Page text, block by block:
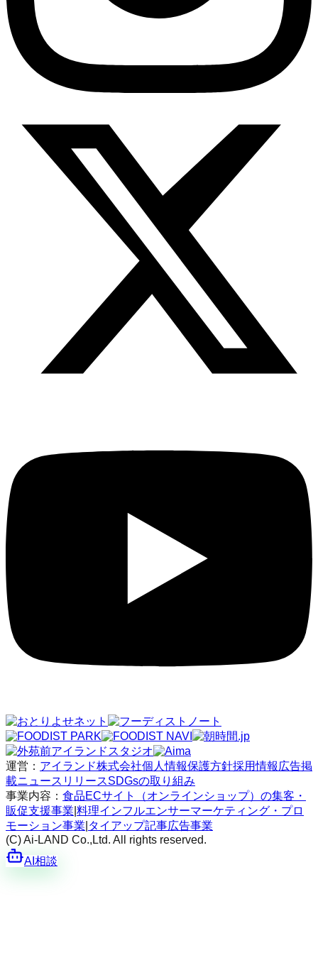
運営： アイランド株式会社個人情報保護方針採用情報 広告掲
載ニュースリリースSDGsの取り組み
事業内容： 食品ECサイト（オンラインショップ）の集客・
販促支援事業 料理インフルエンサーマーケティング・プロ
モーション事業 タイアップ記事広告事業
(C) Ai-LAND Co.,Ltd. All rights reserved.
AI相談